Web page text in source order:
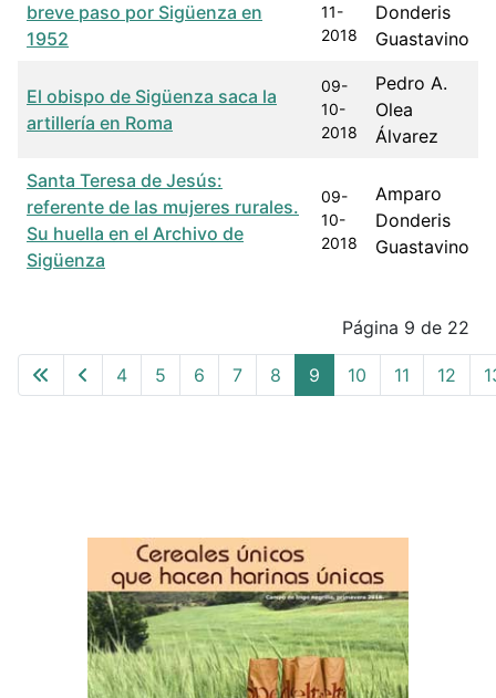
breve paso por Sigüenza en
1952
11-
2018
Donderis
Guastavino
El obispo de Sigüenza saca la
artillería en Roma
09-
10-
2018
Pedro A.
Olea
Álvarez
Santa Teresa de Jesús:
referente de las mujeres rurales.
Su huella en el Archivo de
Sigüenza
09-
10-
2018
Amparo
Donderis
Guastavino
Página 9 de 22
4 5 6 7 8 9 10 11 12